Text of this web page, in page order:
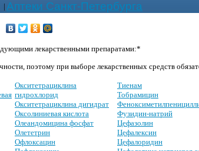
| Аптеки Санкт-Петербурга
лекарственными препаратами:*
поэтому при выборе лекарственных средств
Окситетрациклина
гидрохлорид
Окситетрациклина дигидрат
Оксолиниевая кислота
Олеандомицина фосфат
Олететрин
Офлоксацин
Тиенам
Тобрамицин
Фузидин-натрий
Цефазолин
Цефалексин
Цефалоридин